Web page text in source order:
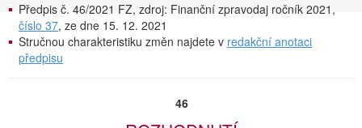
Předpis č. 46/2021 FZ, zdroj: Finanční zpravodaj ročník 2021,
číslo 37, ze dne 15. 12. 2021
Stručnou charakteristiku změn najdete v redakční anotaci
předpisu
46